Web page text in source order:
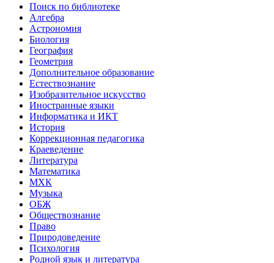
Поиск по библиотеке
Алгебра
Астрономия
Биология
География
Геометрия
Дополнительное образование
Естествознание
Изобразительное искусство
Иностранные языки
Информатика и ИКТ
История
Коррекционная педагогика
Краеведение
Литература
Математика
МХК
Музыка
ОБЖ
Обществознание
Право
Природоведение
Психология
Родной язык и литература